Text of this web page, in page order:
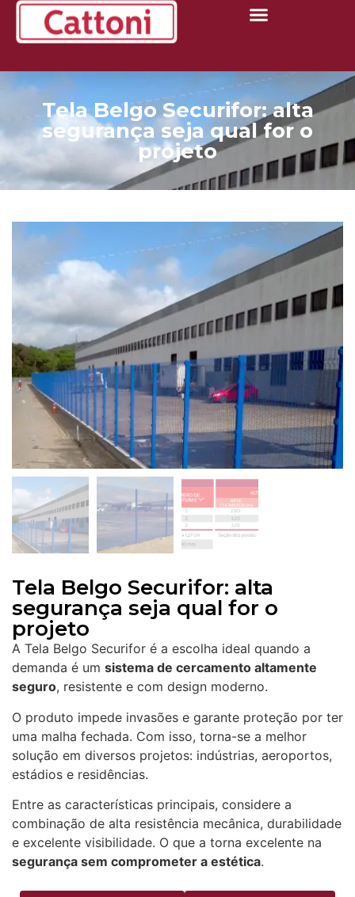
Tela Belgo Securifor: alta
segurança seja qual for o
projeto
Tela Belgo Securifor: alta
segurança seja qual for o
projeto
A Tela Belgo Securifor é a escolha ideal quando a
demanda é um sistema de cercamento altamente
seguro, resistente e com design moderno.
O produto impede invasões e garante proteção por ter
uma malha fechada. Com isso, torna-se a melhor
solução em diversos projetos: indústrias, aeroportos,
estádios e residências.
Entre as características principais, considere a
combinação de alta resistência mecânica, durabilidade
e excelente visibilidade. O que a torna excelente na
segurança sem comprometer a estética.